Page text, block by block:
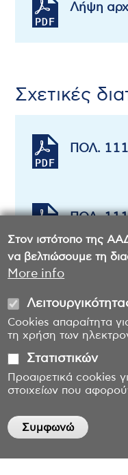
Στον ιστότοπο της
να βελτιώσουμε τη
More info
Cookies απαραίτητα
τη χρήση των
Στατιστικών
Προαιρετικά cookies
στοιχείων που
Συμφωνώ
Λήψη
Σχετικές
ΠΟΛ.
ΠΟΛ.